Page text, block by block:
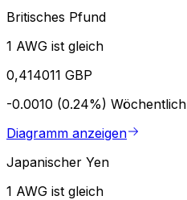
Britisches Pfund
1 AWG ist gleich
0,414011 GBP
-0.0010 (0.24%) Wöchentlich
Diagramm anzeigen
Japanischer Yen
1 AWG ist gleich